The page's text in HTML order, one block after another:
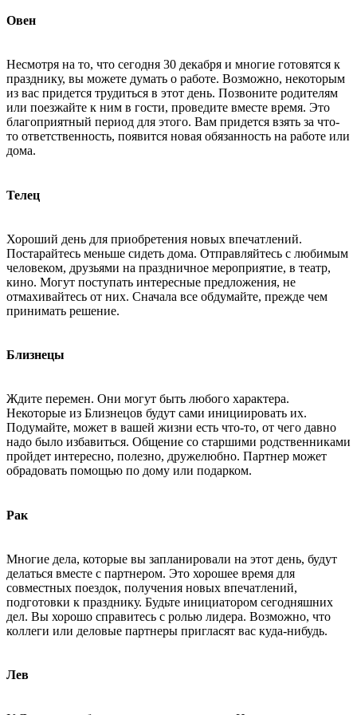
Овен
Несмотря на то, что сегодня 30 декабря и многие готовятся к
празднику, вы можете думать о работе. Возможно, некоторым
из вас придется трудиться в этот день. Позвоните родителям
или поезжайте к ним в гости, проведите вместе время. Это
благоприятный период для этого. Вам придется взять за что-
то ответственность, появится новая обязанность на работе или
дома.
Телец
Хороший день для приобретения новых впечатлений.
Постарайтесь меньше сидеть дома. Отправляйтесь с любимым
человеком, друзьями на праздничное мероприятие, в театр,
кино. Могут поступать интересные предложения, не
отмахивайтесь от них. Сначала все обдумайте, прежде чем
принимать решение.
Близнецы
Ждите перемен. Они могут быть любого характера.
Некоторые из Близнецов будут сами инициировать их.
Подумайте, может в вашей жизни есть что-то, от чего давно
надо было избавиться. Общение со старшими родственниками
пройдет интересно, полезно, дружелюбно. Партнер может
обрадовать помощью по дому или подарком.
Рак
Многие дела, которые вы запланировали на этот день, будут
делаться вместе с партнером. Это хорошее время для
совместных поездок, получения новых впечатлений,
подготовки к празднику. Будьте инициатором сегодняшних
дел. Вы хорошо справитесь с ролью лидера. Возможно, что
коллеги или деловые партнеры пригласят вас куда-нибудь.
Лев